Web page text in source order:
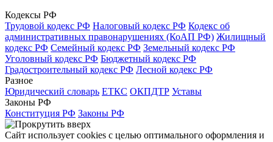
Кодексы РФ
Трудовой кодекс РФ Налоговый кодекс РФ Кодекс об
административных правонарушениях (КоАП РФ) Жилищный
кодекс РФ Семейный кодекс РФ Земельный кодекс РФ
Уголовный кодекс РФ Бюджетный кодекс РФ
Градостроительный кодекс РФ Лесной кодекс РФ
Разное
Юридический словарь ЕТКС ОКПДТР Уставы
Законы РФ
Конституция РФ Законы РФ
Сайт использует cookies с целью оптимального оформления и